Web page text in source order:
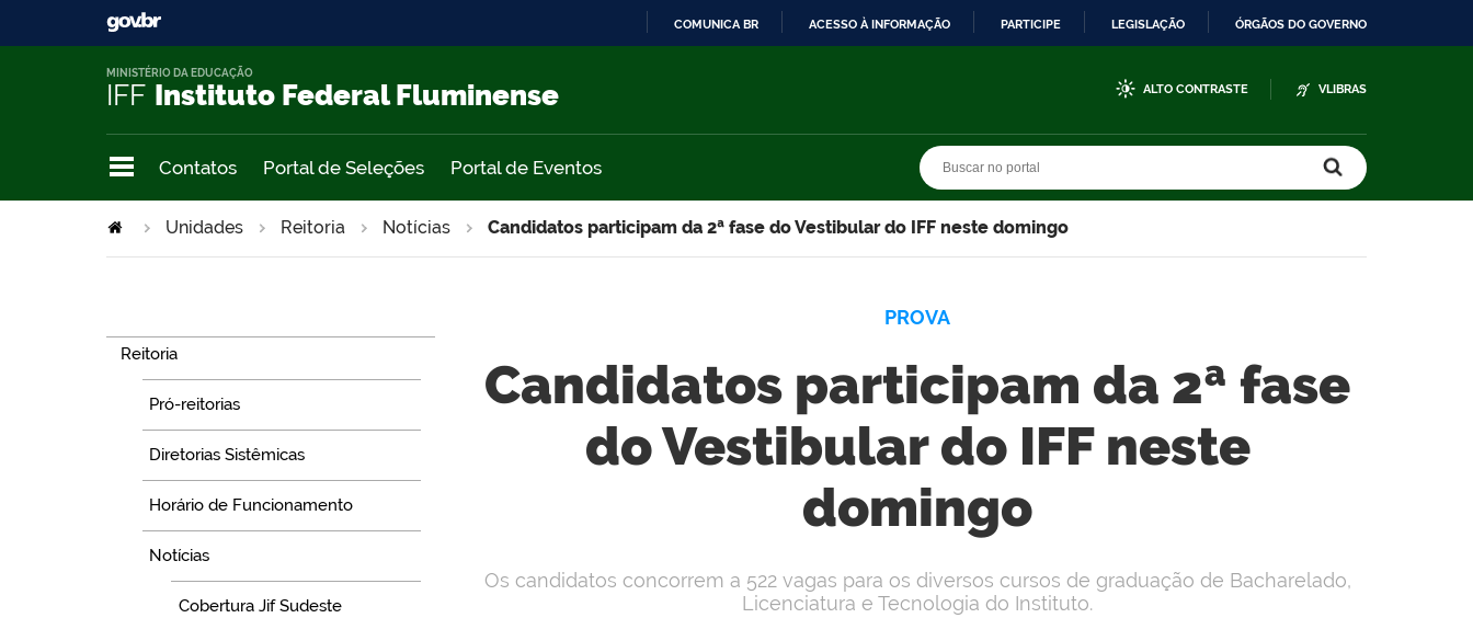
COMUNICA BR ACESSO À INFORMAÇÃO PARTICIPE LEGISLAÇÃO ÓRGÃOS DO GOVERNO
IFF Instituto Federal Fluminense
MINISTÉRIO DA EDUCAÇÃO
ALTO CONTRASTE VLIBRAS
Contatos Portal de Seleções Portal de Eventos
Unidades Reitoria Notícias Candidatos participam da 2ª fase do Vestibular do IFF neste domingo
Reitoria
Pró-reitorias
Diretorias Sistêmicas
Horário de Funcionamento
Notícias
Cobertura Jif Sudeste
PROVA
Candidatos participam da 2ª fase
do Vestibular do IFF neste
domingo
Os candidatos concorrem a 522 vagas para os diversos cursos de graduação de Bacharelado,
Licenciatura e Tecnologia do Instituto.